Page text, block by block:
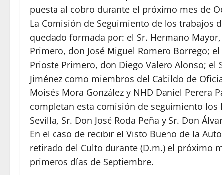
puesta al cobro durante el próximo mes de
La Comisión de Seguimiento de los trabajos
quedado formada por: el Sr. Hermano
Primero, don José Miguel Romero Borrego;
Prioste Primero, don Diego Valero Alonso; el
Jiménez como miembros del Cabildo de
Moisés Mora González y NHD Daniel Perera
completan esta comisión de seguimiento
Sevilla, Sr. Don José Roda Peña y Sr. Don
En el caso de recibir el Visto Bueno de la
retirado del Culto durante (D.m.) el próximo
primeros días de Septiembre.